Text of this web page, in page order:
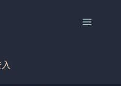
菜